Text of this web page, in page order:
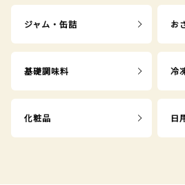
ジャム・缶詰 お
基礎調味料 冷
化粧品 日